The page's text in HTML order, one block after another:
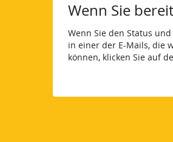
Wenn Sie
Wenn Sie den Status
in einer der E-Mails, die
können, klicken Sie auf